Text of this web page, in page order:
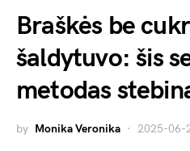
Braškės be
šaldytuvo: šis
metodas
by Monika Veronika 2025-06-